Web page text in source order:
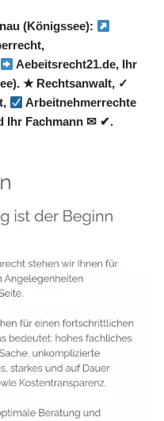
(Königssee):
Aebeitsrecht21.de, Ihr
★ Rechtsanwalt, ✓
Arbeitnehmerrechte
Ihr Fachmann ✉ ✔.